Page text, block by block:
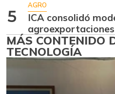
5
AGRO
ICA consolidó
agroexportaciones
MÁS CONTENIDO
TECNOLOGÍA